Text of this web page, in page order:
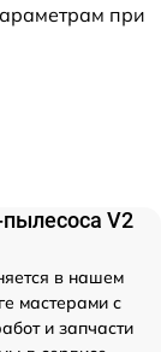
при
V2
в нашем
мастерами с
и запчасти